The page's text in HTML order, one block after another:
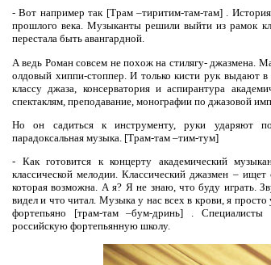
- Вот например так [Трам –тиритим-там-там] .
прошлого века. Музыканты решили выйти из рамок
перестала быть авангардной.
А ведь Роман совсем не похож на стилягу- джазмена.
олдовый хиппи-стоппер. И только кисти рук выдают
классу джаза, консерватория и аспирантура
спектаклям, преподавание, монографии по джазовой
Но он садиться к инструменту, руки ударяют
парадоксальная музыка. [Трам-там –тим-тум]
- Как готовится к концерту академический
классической мелодии. Классический джазмен –
которая возможна. А я? Я не знаю, что буду играть.
видел и что читал. Музыка у нас всех в крови, я
фортепьяно [трам-там –бум-дринь] .
российскую фортепьянную школу.